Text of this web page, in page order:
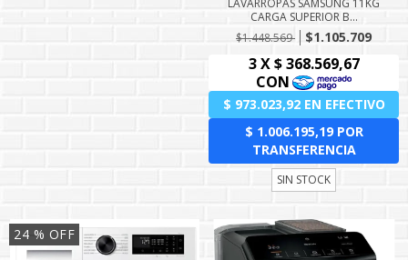
LAVARROPAS SAMSUNG 11KG
CARGA SUPERIOR B...
$1.448.569
$1.105.709
SIN STOCK
24 % OFF